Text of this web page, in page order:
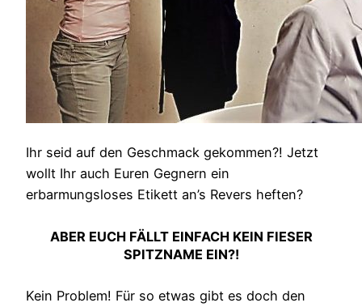
Ihr seid auf den Geschmack gekommen?! Jetzt
wollt Ihr auch Euren Gegnern ein
erbarmungsloses Etikett an’s Revers heften?
ABER EUCH FÄLLT EINFACH KEIN FIESER
SPITZNAME EIN?!
Kein Problem! Für so etwas gibt es doch den